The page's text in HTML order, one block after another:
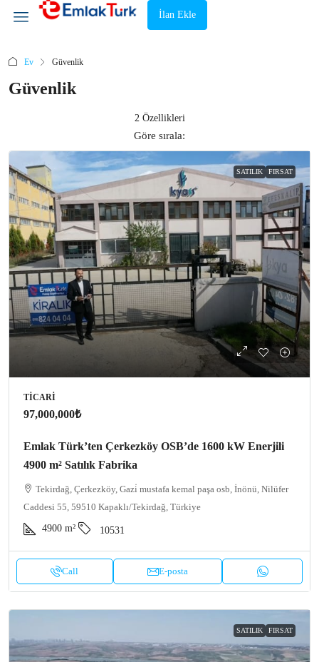
İlan Ekle
Ev Güvenlik
Güvenlik
2 Özellikleri
Göre sırala:
SATILIK FIRSAT
TICARI
97,000,000₺
Emlak Türk’ten Çerkezköy OSB’de 1600 kW Enerjili
4900 m² Satılık Fabrika
Tekirdağ, Çerkezköy, Gazi̇ mustafa kemal paşa osb, İnönü, Nilüfer
Caddesi 55, 59510 Kapaklı/Tekirdağ, Türkiye
4900 m² 10531
Call E-posta
SATILIK FIRSAT